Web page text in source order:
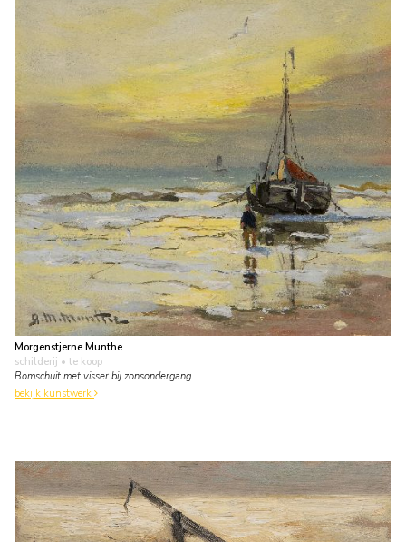
Morgenstjerne Munthe
schilderij • te koop
Bomschuit met visser bij zonsondergang
bekijk kunstwerk